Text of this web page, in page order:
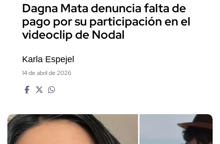
Dagna Mata denuncia falta de
pago por su participación en el
videoclip de Nodal
Karla Espejel
14 de abril de 2026